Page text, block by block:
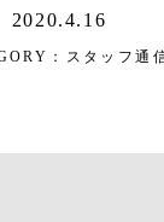
2020.4.16
： スタッフ通